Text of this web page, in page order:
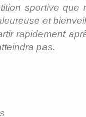
sportive
et
rapidement
pas.